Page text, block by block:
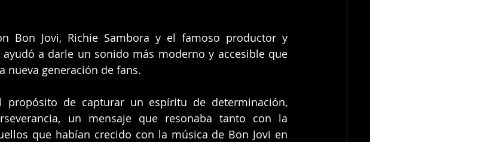
Bon Jovi, Richie Sambora y el famoso productor y
a darle un sonido más moderno y accesible que
nueva generación de fans.
propósito de capturar un espíritu de determinación,
un mensaje que resonaba tanto con la
que habían crecido con la música de Bon Jovi en